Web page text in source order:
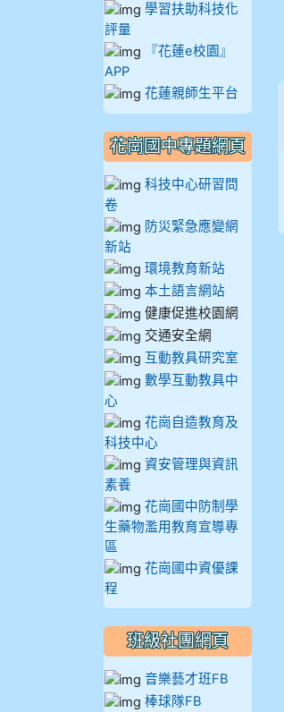
學習扶助科技化
評量
『花蓮e校園』
APP
花蓮親師生平台
花崗國中專題網頁
科技中心研習問
卷
防災緊急應變網
新站
環境教育新站
本土語言網站
健康促進校園網
交通安全網
互動教具研究室
數學互動教具中
心
花崗自造教育及
科技中心
資安管理與資訊
素養
花崗國中防制學
生藥物濫用教育宣導專
區
花崗國中資優課
程
班級社團網頁
音樂藝才班FB
棒球隊FB